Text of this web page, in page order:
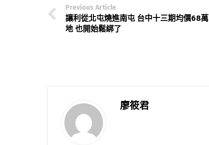
Previous Article
讓利從北屯燒進南屯 台中十三期均價68
地 也開始鬆綁了
廖筱君